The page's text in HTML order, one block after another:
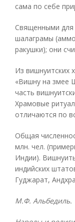
сама по себе
Священными для
шалаграмы
ракушки); они
Из вишнуитских
«Вишну на змее
часть
Храмовые
отличаются по
Общая
млн. чел.
Индии).
индийских
Гуджарат,
М.Ф. Альбедиль.